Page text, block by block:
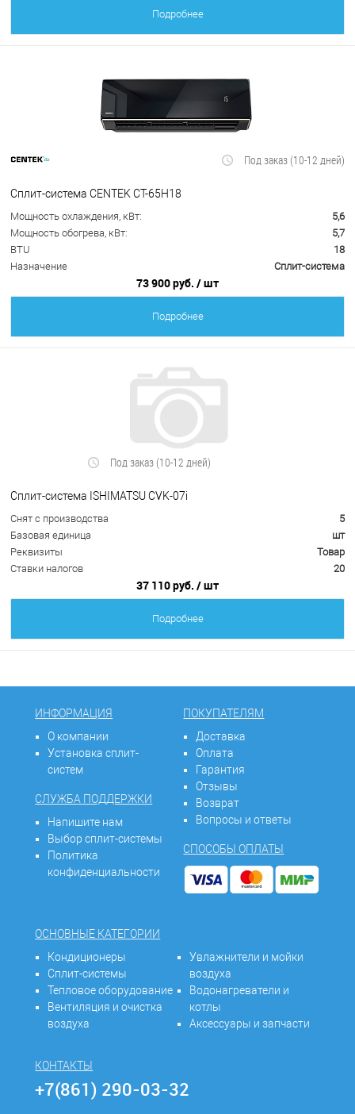
Подробнее
Под заказ (10-12 дней)
Сплит-система CENTEK CT-65H18
Мощность охлаждения, кВт:
5,6
Мощность обогрева, кВт:
5,7
BTU
18
Назначение
Сплит-система
73 900 руб. / шт
Подробнее
Под заказ (10-12 дней)
Сплит-система ISHIMATSU CVK-07i
Снят с производства
5
Базовая единица
шт
Реквизиты
Товар
Ставки налогов
20
37 110 руб. / шт
Подробнее
ИНФОРМАЦИЯ
О компании
Установка сплит-
систем
СЛУЖБА ПОДДЕРЖКИ
Напишите нам
Выбор сплит-системы
Политика
конфиденциальности
ПОКУПАТЕЛЯМ
Доставка
Оплата
Гарантия
Отзывы
Возврат
Вопросы и ответы
СПОСОБЫ ОПЛАТЫ
ОСНОВНЫЕ КАТЕГОРИИ
Кондиционеры
Сплит-системы
Тепловое оборудование
Вентиляция и очистка
воздуха
Увлажнители и мойки
воздуха
Водонагреватели и
котлы
Аксессуары и запчасти
КОНТАКТЫ
+7(861) 290-03-32